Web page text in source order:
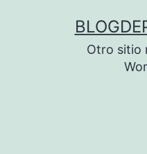
Otro sitio